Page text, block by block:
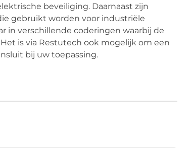
beveiliging. Daarnaast zijn
gebruikt worden voor industriële
in verschillende coderingen waarbij de
is via Restutech ook mogelijk om een
bij uw toepassing.